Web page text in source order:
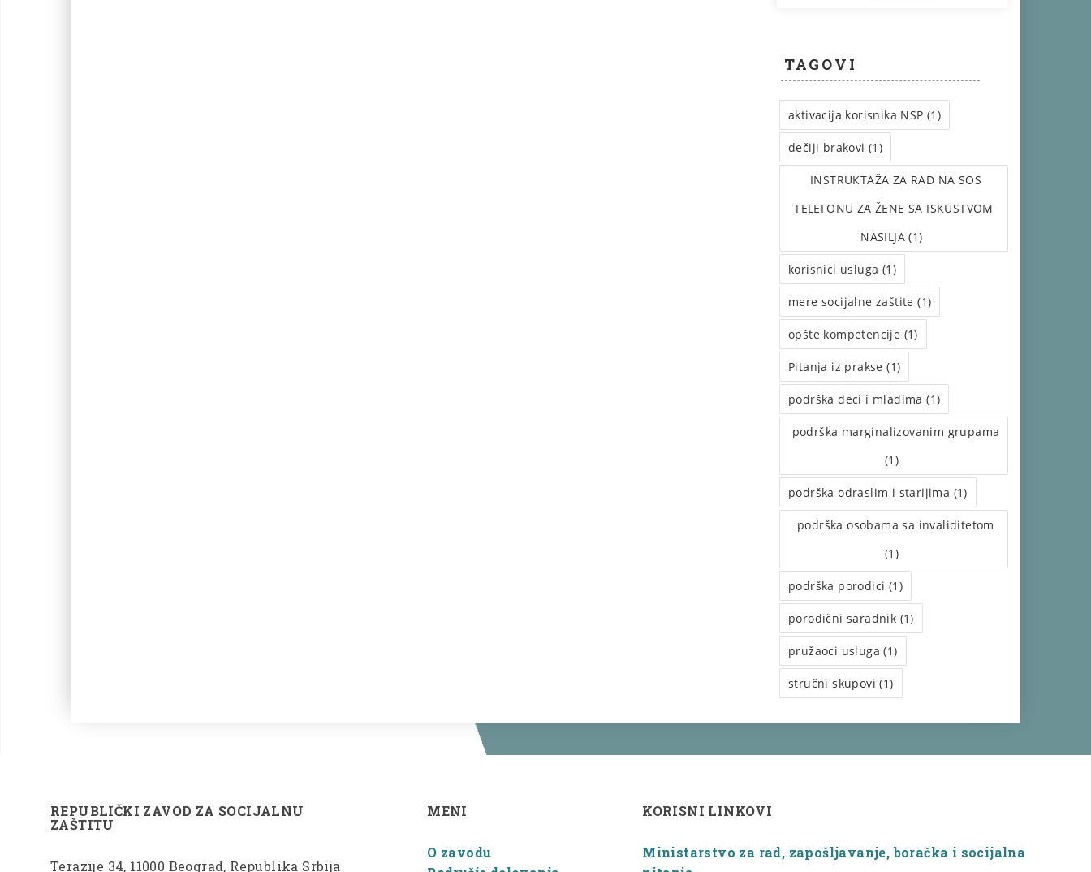
TAGOVI
aktivacija korisnika NSP (1)
dečiji brakovi (1)
INSTRUКTAŽA ZA RAD NA SOS
TELEFONU ZA ŽENE SA ISКUSTVOM
NASILJA (1)
korisnici usluga (1)
mere socijalne zaštite (1)
opšte kompetencije (1)
Pitanja iz prakse (1)
podrška deci i mladima (1)
podrška marginalizovanim grupama
(1)
podrška odraslim i starijima (1)
podrška osobama sa invaliditetom
(1)
podrška porodici (1)
porodični saradnik (1)
pružaoci usluga (1)
stručni skupovi (1)
REPUBLIČKI ZAVOD ZA SOCIJALNU
ZAŠTITU
Terazije 34, 11000 Beograd, Republika Srbija
MENI
O zavodu
KORISNI LINKOVI
Ministarstvo za rad, zapošljavanje, boračka i socijalna